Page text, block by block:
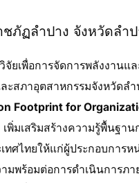
ภัฏลำปาง จังหวัดลำป
เพื่อการจัดการพลังงานแล
สภาอุตสาหกรรมจังหวัดลำ
Footprint for
มเสริมสร้างความรู้พื้นฐาน
ศไทยให้แก่ผู้ประกอบการ
มพร้อมต่อการดำเนินการภ